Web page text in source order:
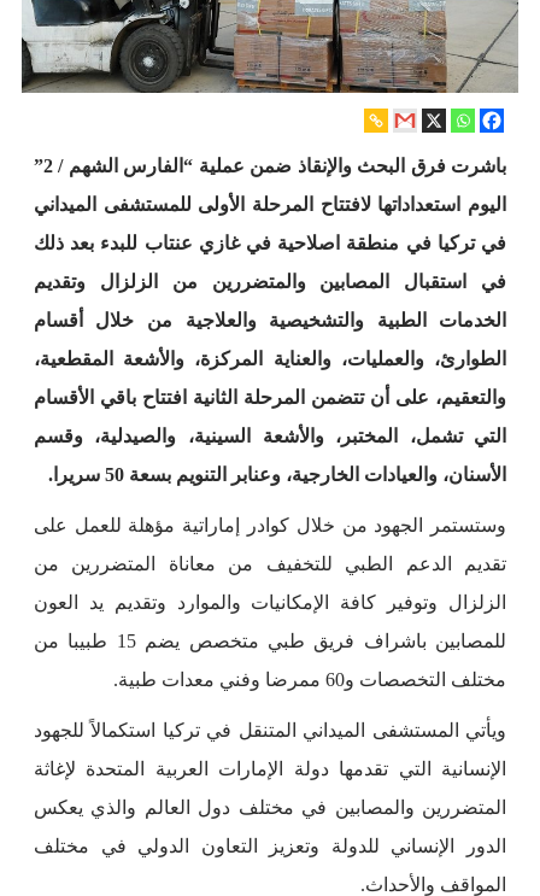
باشرت فرق البحث والإنقاذ ضمن عملية “الفارس الشهم / 2”
اليوم استعداداتها لافتتاح المرحلة الأولى للمستشفى الميداني
في تركيا في منطقة اصلاحية في غازي عنتاب للبدء بعد ذلك
في استقبال المصابين والمتضررين من الزلزال وتقديم
الخدمات الطبية والتشخيصية والعلاجية من خلال أقسام
الطوارئ، والعمليات، والعناية المركزة، والأشعة المقطعية،
والتعقيم، على أن تتضمن المرحلة الثانية افتتاح باقي الأقسام
التي تشمل، المختبر، والأشعة السينية، والصيدلية، وقسم
الأسنان، والعيادات الخارجية، وعنابر التنويم بسعة 50 سريرا.
وستستمر الجهود من خلال كوادر إماراتية مؤهلة للعمل على
تقديم الدعم الطبي للتخفيف من معاناة المتضررين من
الزلزال وتوفير كافة الإمكانيات والموارد وتقديم يد العون
للمصابين باشراف فريق طبي متخصص يضم 15 طبيبا من
مختلف التخصصات و60 ممرضا وفني معدات طبية.
ويأتي المستشفى الميداني المتنقل في تركيا استكمالاً للجهود
الإنسانية التي تقدمها دولة الإمارات العربية المتحدة لإغاثة
المتضررين والمصابين في مختلف دول العالم والذي يعكس
الدور الإنساني للدولة وتعزيز التعاون الدولي في مختلف
المواقف والأحداث.